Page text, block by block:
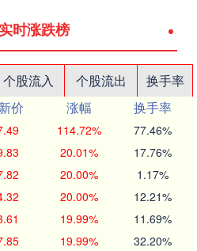
时涨跌榜
个股流入 个股流出
换手率
价 涨幅
换手率
114.72% 77.46%
20.01% 17.76%
20.00% 1.17%
20.00% 12.21%
19.99% 11.69%
19.99% 32.20%